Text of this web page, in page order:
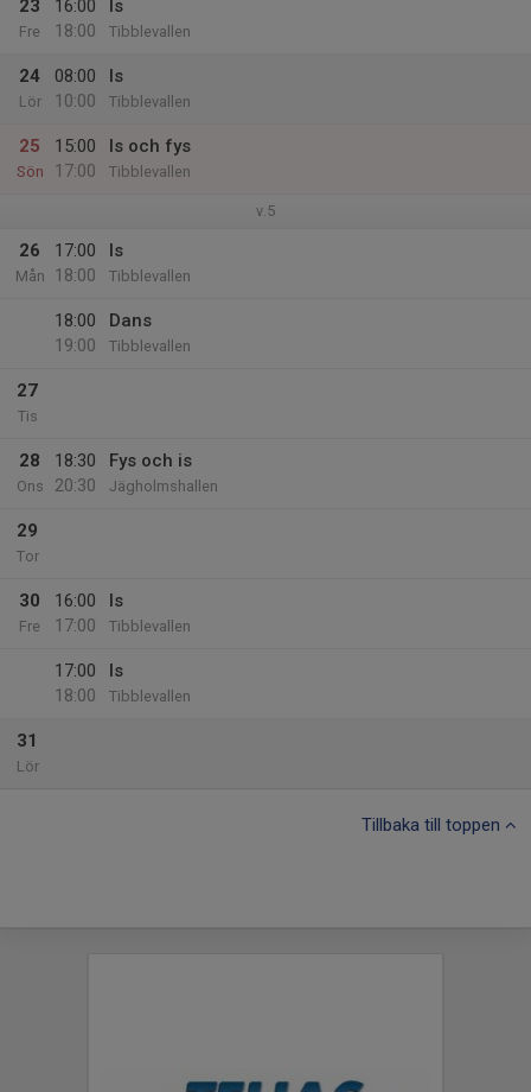
23
Fre
16:00
18:00
Is
Tibblevallen
24
Lör
08:00
10:00
Is
Tibblevallen
25
Sön
15:00
17:00
Is och fys
Tibblevallen
v.5
26
Mån
17:00
18:00
Is
Tibblevallen
18:00
19:00
Dans
Tibblevallen
27
Tis
28
Ons
18:30
20:30
Fys och is
Jägholmshallen
29
Tor
30
Fre
16:00
17:00
Is
Tibblevallen
17:00
18:00
Is
Tibblevallen
31
Lör
Tillbaka till toppen